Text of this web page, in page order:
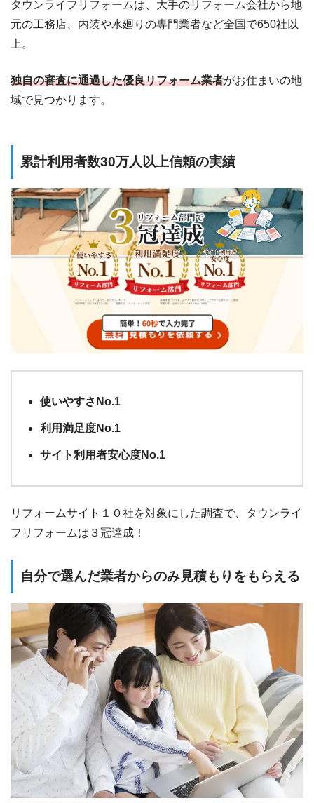
タウンライフリフォームは、大手のリフォーム会社から地
元の工務店、内装や水廻りの専門業者など全国で650社以
上。
独自の審査に通過した優良リフォーム業者がお住まいの地
域で見つかります。
累計利用者数30万人以上信頼の実績
使いやすさNo.1
利用満足度No.1
サイト利用者安心度No.1
リフォームサイト１０社を対象にした調査で、タウンライ
フリフォームは３冠達成！
自分で選んだ業者からのみ見積もりをもらえる